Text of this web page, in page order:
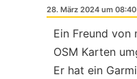
28. März 2024 um
Ein Freund
OSM Karten
Er hat ein